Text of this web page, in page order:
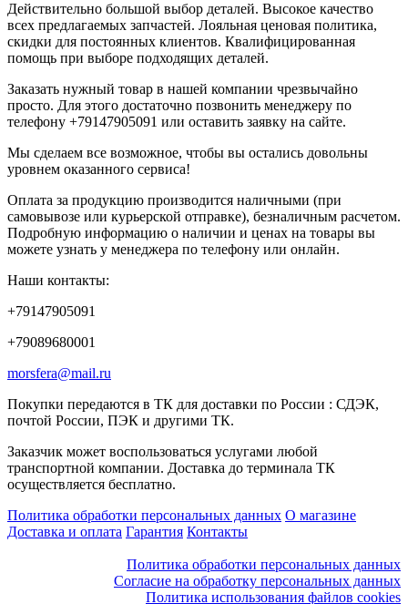
Действительно большой выбор деталей. Высокое качество
всех предлагаемых запчастей. Лояльная ценовая политика,
скидки для постоянных клиентов. Квалифицированная
помощь при выборе подходящих деталей.
Заказать нужный товар в нашей компании чрезвычайно
просто. Для этого достаточно позвонить менеджеру по
телефону +79147905091 или оставить заявку на сайте.
Мы сделаем все возможное, чтобы вы остались довольны
уровнем оказанного сервиса!
Оплата за продукцию производится наличными (при
самовывозе или курьерской отправке), безналичным расчетом.
Подробную информацию о наличии и ценах на товары вы
можете узнать у менеджера по телефону или онлайн.
Наши контакты:
+79147905091
+79089680001
morsfera@mail.ru
Покупки передаются в ТК для доставки по России : СДЭК,
почтой России, ПЭК и другими ТК.
Заказчик может воспользоваться услугами любой
транспортной компании. Доставка до терминала ТК
осуществляется бесплатно.
Политика обработки персональных данных О магазине
Доставка и оплата Гарантия Контакты
Политика обработки персональных данных
Согласие на обработку персональных данных
Политика использования файлов cookies